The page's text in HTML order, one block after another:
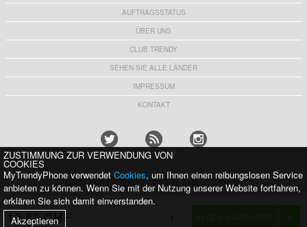
10,80 CHF
AUFTRAGSSTATUS
ÜBER UNS
CLUB TRENDY
SEHEN SIE ALLE LÄNDER
IMPRESSUM
KONTAKT
WIR UNTERSTÜTZEN MIT STOLZ:
ZUSTIMMUNG ZUR VERWENDUNG VON
COOKIES
MyTrendyPhone verwendet Cookies, um Ihnen einen reibungslosen Service
anbieten zu können. Wenn Sie mit der Nutzung unserer Website fortfahren,
erklären Sie sich damit einverstanden.
Akzeptieren